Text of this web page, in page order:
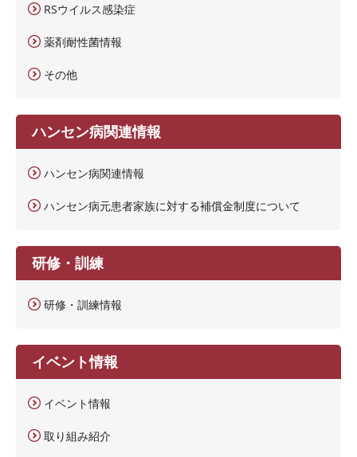
RSウイルス感染症
薬剤耐性菌情報
その他
ハンセン病関連情報
ハンセン病関連情報
ハンセン病元患者家族に対する補償金制度について
研修・訓練
研修・訓練情報
イベント情報
イベント情報
取り組み紹介